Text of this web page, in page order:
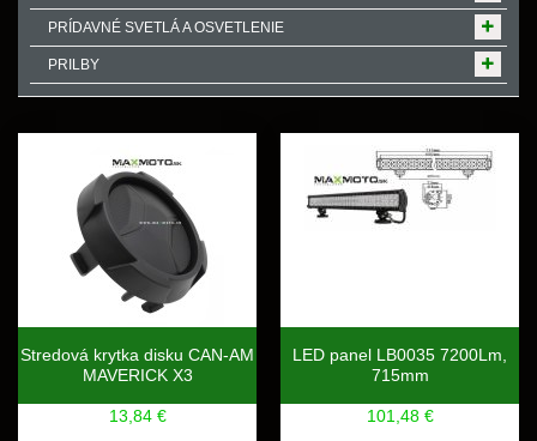
PRÍDAVNÉ SVETLÁ A OSVETLENIE
PRILBY
Stredová krytka disku CAN-AM
MAVERICK X3
13,84 €
LED panel LB0035 7200Lm,
715mm
101,48 €